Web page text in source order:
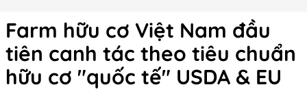
Farm hữu cơ Việt Nam đầu
tiên canh tác theo tiêu chuẩn
hữu cơ "quốc tế" USDA & EU